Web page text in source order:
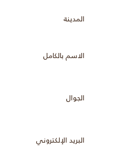
المدينة
الاسم بالكامل
الجوال
البريد الإلكتروني